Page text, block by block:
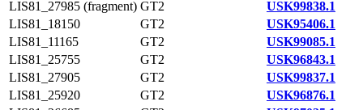
LIS81_27985 (fragment) GT2
USK99838.1
LIS81_18150
GT2
USK95406.1
LIS81_11165
GT2
USK99085.1
LIS81_25755
GT2
USK96843.1
LIS81_27905
GT2
USK99837.1
LIS81_25920
GT2
USK96876.1